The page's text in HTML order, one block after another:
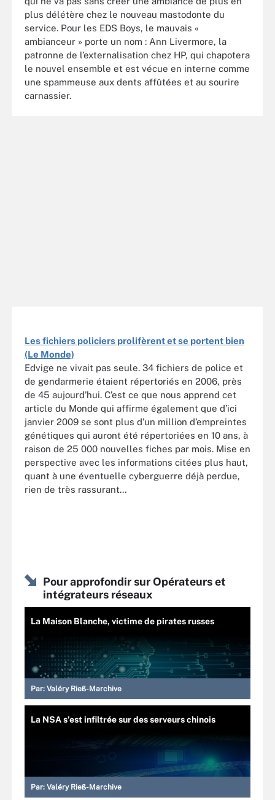
plus délétère chez le nouveau mastodonte du
service. Pour les EDS Boys, le mauvais «
ambianceur » porte un nom : Ann Livermore, la
patronne de l’externalisation chez HP, qui chapotera
le nouvel ensemble et est vécue en interne comme
une spammeuse aux dents affûtées et au sourire
carnassier.
Les fichiers policiers prolifèrent et se portent bien
(Le Monde)
Edvige ne vivait pas seule. 34 fichiers de police et
de gendarmerie étaient répertoriés en 2006, près
de 45 aujourd'hui. C’est ce que nous apprend cet
article du Monde qui affirme également que d’ici
janvier 2009 se sont plus d’un million d’empreintes
génétiques qui auront été répertoriées en 10 ans, à
raison de 25 000 nouvelles fiches par mois. Mise en
perspective avec les informations citées plus haut,
quant à une éventuelle cyberguerre déjà perdue,
rien de très rassurant…
Pour approfondir sur Opérateurs et
intégrateurs réseaux
La Maison Blanche, victime de pirates russes
Par: Valéry Rieß-Marchive
La NSA s’est infiltrée sur des serveurs chinois
Par: Valéry Rieß-Marchive